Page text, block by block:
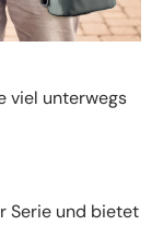
viel unterwegs
Serie und bietet